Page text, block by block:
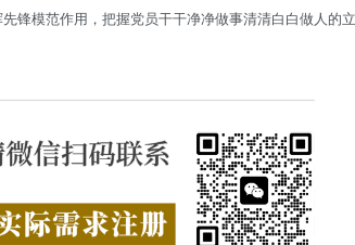
锋模范作用，把握党员干干净净做事清清白白做人的立